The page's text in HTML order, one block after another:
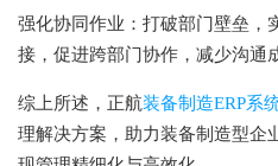
强化协同作业：打破部门壁垒，
接，促进跨部门协作，减少沟通
综上所述，正航装备制造ERP系
理解决方案，助力装备制造型企